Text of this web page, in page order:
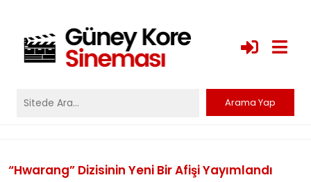
“Hwarang” Dizisinin Yeni Bir Afişi Yayımlandı